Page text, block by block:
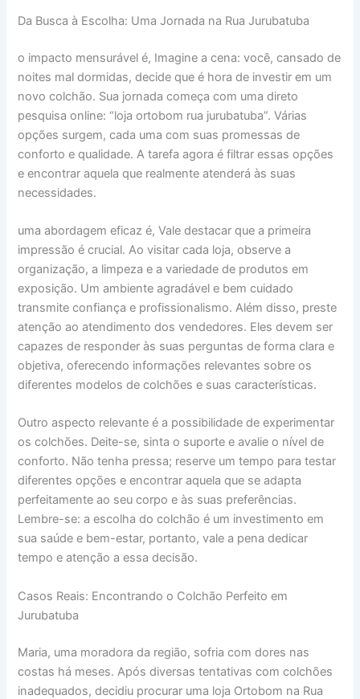
Da Busca à Escolha: Uma Jornada na Rua Jurubatuba
o impacto mensurável é, Imagine a cena: você, cansado de
noites mal dormidas, decide que é hora de investir em um
novo colchão. Sua jornada começa com uma direto
pesquisa online: “loja ortobom rua jurubatuba”. Várias
opções surgem, cada uma com suas promessas de
conforto e qualidade. A tarefa agora é filtrar essas opções
e encontrar aquela que realmente atenderá às suas
necessidades.
uma abordagem eficaz é, Vale destacar que a primeira
impressão é crucial. Ao visitar cada loja, observe a
organização, a limpeza e a variedade de produtos em
exposição. Um ambiente agradável e bem cuidado
transmite confiança e profissionalismo. Além disso, preste
atenção ao atendimento dos vendedores. Eles devem ser
capazes de responder às suas perguntas de forma clara e
objetiva, oferecendo informações relevantes sobre os
diferentes modelos de colchões e suas características.
Outro aspecto relevante é a possibilidade de experimentar
os colchões. Deite-se, sinta o suporte e avalie o nível de
conforto. Não tenha pressa; reserve um tempo para testar
diferentes opções e encontrar aquela que se adapta
perfeitamente ao seu corpo e às suas preferências.
Lembre-se: a escolha do colchão é um investimento em
sua saúde e bem-estar, portanto, vale a pena dedicar
tempo e atenção a essa decisão.
Casos Reais: Encontrando o Colchão Perfeito em
Jurubatuba
Maria, uma moradora da região, sofria com dores nas
costas há meses. Após diversas tentativas com colchões
inadequados, decidiu procurar uma loja Ortobom na Rua